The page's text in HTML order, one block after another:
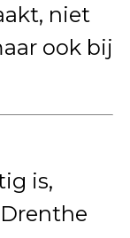
niet
ook bij
is,